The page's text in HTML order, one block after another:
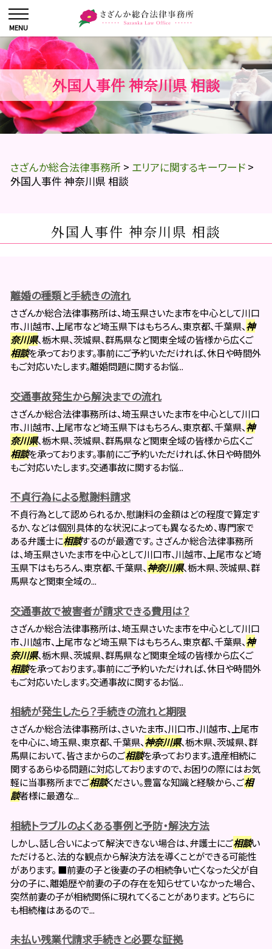
外国人事件 神奈川県 相談
さざんか総合法律事務所 > エリアに関するキーワード >
外国人事件 神奈川県 相談
外国人事件 神奈川県 相談
離婚の種類と手続きの流れ
さざんか総合法律事務所は、埼玉県さいたま市を中心として川口
市、川越市、上尾市など埼玉県下はもちろん、東京都、千葉県、神
奈川県、栃木県、茨城県、群馬県など関東全域の皆様から広くご
相談を承っております。事前にご予約いただければ、休日や時間外
もご対応いたします。離婚問題に関するお悩...
交通事故発生から解決までの流れ
さざんか総合法律事務所は、埼玉県さいたま市を中心として川口
市、川越市、上尾市など埼玉県下はもちろん、東京都、千葉県、神
奈川県、栃木県、茨城県、群馬県など関東全域の皆様から広くご
相談を承っております。事前にご予約いただければ、休日や時間外
もご対応いたします。交通事故に関するお悩...
不貞行為による慰謝料請求
不貞行為として認められるか、慰謝料の金額はどの程度で算定す
るか、などは個別具体的な状況によっても異なるため、専門家で
ある弁護士に相談するのが最適です。 さざんか総合法律事務所
は、埼玉県さいたま市を中心として川口市、川越市、上尾市など埼
玉県下はもちろん、東京都、千葉県、神奈川県、栃木県、茨城県、群
馬県など関東全域の...
交通事故で被害者が請求できる費用は？
さざんか総合法律事務所は、埼玉県さいたま市を中心として川口
市、川越市、上尾市など埼玉県下はもちろん、東京都、千葉県、神
奈川県、栃木県、茨城県、群馬県など関東全域の皆様から広くご
相談を承っております。事前にご予約いただければ、休日や時間外
もご対応いたします。交通事故に関するお悩...
相続が発生したら？手続きの流れと期限
さざんか総合法律事務所は、さいたま市、川口市、川越市、上尾市
を中心に、埼玉県、東京都、千葉県、神奈川県、栃木県、茨城県、群
馬県において、皆さまからのご相談を承っております。遺産相続に
関するあらゆる問題に対応しておりますので、お困りの際にはお気
軽に当事務所までご相談ください。豊富な知識と経験から、ご相
談者様に最適な...
相続トラブルのよくある事例と予防・解決方法
しかし、話し合いによって解決できない場合は、弁護士にご相談い
ただけると、法的な観点から解決方法を導くことができる可能性
があります。 ■前妻の子と後妻の子の相続争い亡くなった父が自
分の子に、離婚歴や前妻の子の存在を知らせていなかった場合、
突然前妻の子が相続関係に現れてくることがあります。 どちらに
も相続権はあるので...
未払い残業代請求手続きと必要な証拠